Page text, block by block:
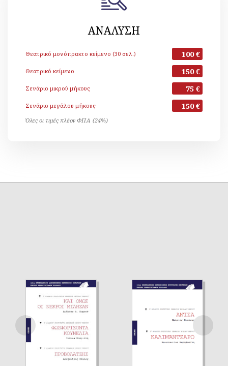
ΑΝΑΛΥΣΗ
Θεατρικό μονόπρακτο κείμενο (30 σελ.) 100 €
Θεατρικό κείμενο 150 €
Σενάριο μικρού μήκους 75 €
Σενάριο μεγάλου μήκους 150 €
Όλες οι τιμές πλέον ΦΠΑ (24%)